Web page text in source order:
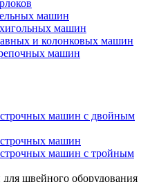
машин
машин
и колонковых машин
машин
машин с двойным
машин
машин с тройным